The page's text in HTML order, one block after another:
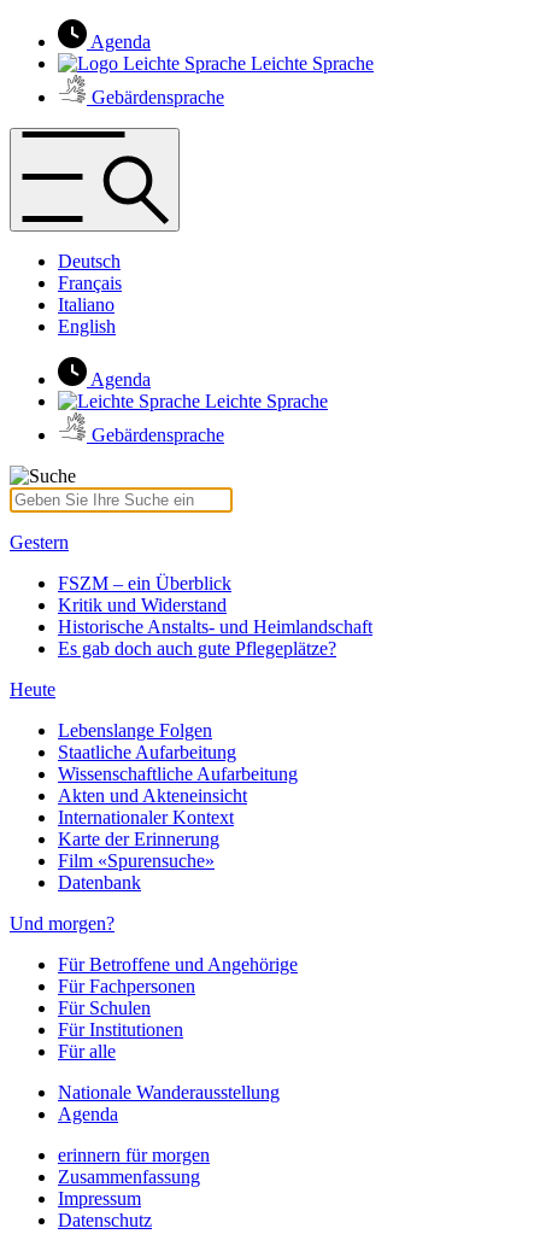
Agenda
Leichte Sprache
Gebärdensprache
Deutsch
Français
Italiano
English
Agenda
Leichte Sprache
Gebärdensprache
Gestern
FSZM – ein Überblick
Kritik und Widerstand
Historische Anstalts- und Heimlandschaft
Es gab doch auch gute Pflegeplätze?
Heute
Lebenslange Folgen
Staatliche Aufarbeitung
Wissenschaftliche Aufarbeitung
Akten und Akteneinsicht
Internationaler Kontext
Karte der Erinnerung
Film «Spurensuche»
Datenbank
Und morgen?
Für Betroffene und Angehörige
Für Fachpersonen
Für Schulen
Für Institutionen
Für alle
Nationale Wanderausstellung
Agenda
erinnern für morgen
Zusammenfassung
Impressum
Datenschutz